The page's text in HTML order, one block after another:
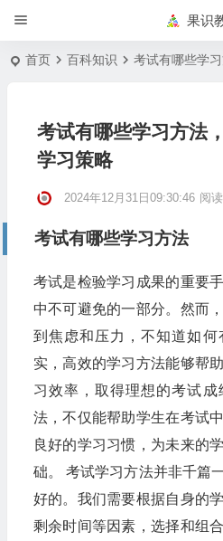
果识
首页 百科知识 考试有哪些学
考试有哪些学习方法
学习策略
2024年12月31日09:30:46 阅
考试有哪些学习方法
考试是检验学习成果的重要
中不可避免的一部分。然而
到焦虑和压力，不知道如
实，高效的学习方法能够帮
习效率，取得理想的考试
法，不仅能帮助学生在考试
良好的学习习惯，为未来的
础。 考试学习方法并非千篇
好的。我们需要根据自身的
剩余时间等因素，选择和组